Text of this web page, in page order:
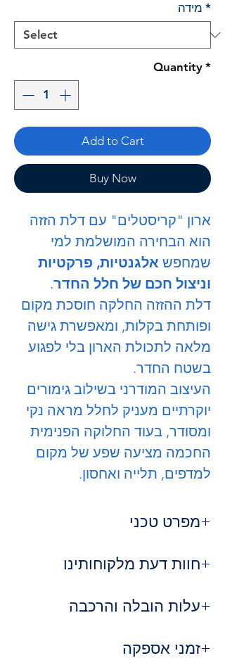
מידה *
Quantity *
Add to Cart
Buy Now
ארון "קריסטלים" עם דלת הזזה
הוא הבחירה המושלמת למי
שמחפש אלגנטיות, פרקטיות
וניצול חכם של חלל החדר.
דלת ההזזה החלקה חוסכת מקום
ופותחת בקלות, ומאפשרת גישה
מלאה לתכולת הארון בלי לפגוע
בשטח החדר.
העיצוב המודרני בשילוב גימורים
יוקרתיים מעניק לחלל מראה נקי
ומסודר, בעוד החלוקה הפנימית
החכמה מציעה שפע של מקום
למדפים, תלייה ואחסון.
מפרט טכני
דלת הזזה חלקה ושקטה – חוסכת
עיצוב מודרני עם קווים נקיים וגימור
חוות דעת מלקוחותינו
"הארון פשוט מושלם! הדלתות נפתחות
לאחסון. סוף סוף חדר מסודר!"
עלות הובלה והרכבה
זמני אספקה